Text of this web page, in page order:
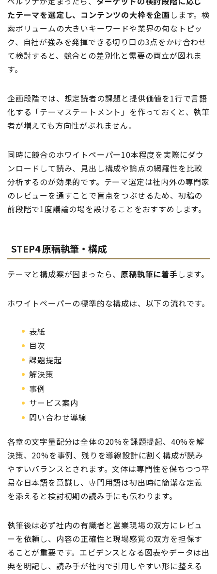
たテーマを選定し、コンテンツの大枠を企画します。検
索ボリュームの大きいキーワードや業界の旬なトピッ
ク、自社が強みを発揮できる切り口の3点をかけ合わせ
て検討すると、競合との差別化と需要の両立が図れま
す。
企画段階では、想定読者の課題と提供価値を1行で言語
化する「テーマステートメント」を作っておくと、執筆
者が増えても方向性がぶれません。
同時に競合のホワイトペーパー10本程度を実際にダウ
ンロードして読み、見出し構成や論点の網羅性を比較
分析するのが効果的です。テーマ選定は社内外の専門家
のレビューを通すことで盲点をつぶせるため、初稿の
前段階で1度議論の場を設けることをおすすめします。
STEP4 原稿執筆・構成
テーマと構成案が固まったら、 原稿執筆に着手します。
ホワイトペーパーの標準的な構成は、以下の流れです。
表紙
目次
課題提起
解決策
事例
サービス案内
問い合わせ導線
各章の文字量配分は全体の20%を課題提起、40%を解
決策、20%を事例、残りを導線設計に割く構成が読み
やすいバランスとされます。文体は専門性を保ちつつ平
易な日本語を意識し、専門用語は初出時に簡潔な定義
を添えると検討初期の読み手にも伝わります。
執筆後は必ず社内の有識者と営業現場の双方にレビュ
ーを依頼し、内容の正確性と現場感覚の双方を担保す
ることが重要です。エビデンスとなる図表やデータは出
典を明記し、読み手が社内で引用しやすい形に整える